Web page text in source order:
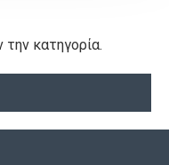
κατηγορία.